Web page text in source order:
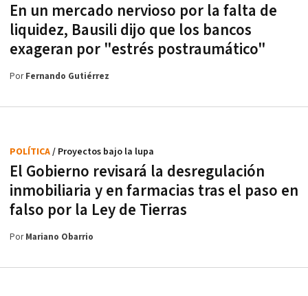
En un mercado nervioso por la falta de
liquidez, Bausili dijo que los bancos
exageran por "estrés postraumático"
PorFernando Gutiérrez
El Gobierno revisará la desregulación
inmobiliaria y en farmacias tras el paso en
falso por la Ley de Tierras
POLÍTICA/ Proyectos bajo la lupa
PorMariano Obarrio